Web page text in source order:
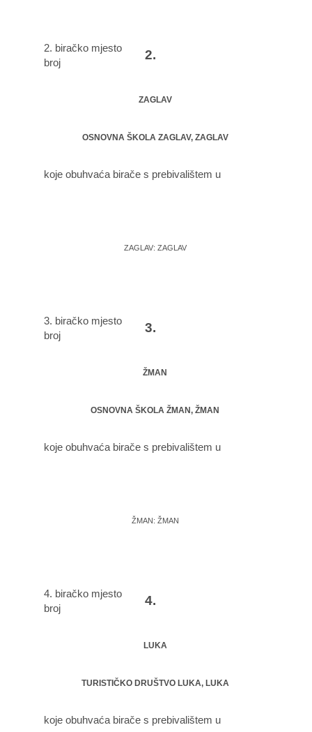
2. biračko mjesto
broj
2.
ZAGLAV
OSNOVNA ŠKOLA ZAGLAV, ZAGLAV
koje obuhvaća birače s prebivalištem u
ZAGLAV: ZAGLAV
3. biračko mjesto
broj
3.
ŽMAN
OSNOVNA ŠKOLA ŽMAN, ŽMAN
koje obuhvaća birače s prebivalištem u
ŽMAN: ŽMAN
4. biračko mjesto
broj
4.
LUKA
TURISTIČKO DRUŠTVO LUKA, LUKA
koje obuhvaća birače s prebivalištem u